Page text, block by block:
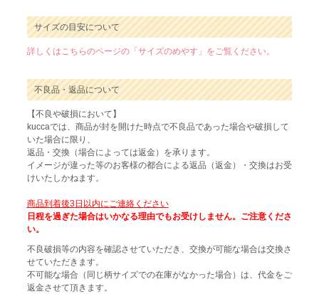
サイズの目安について
詳しくはこちらのページの「サイズのめやす」をご覧ください。
不良品・返品について
【不良や破損において】
kuccaでは、商品が封を開けた時点で不良品であった場合や破損して
いた場合に限り、
返品・交換（場合によっては返金）を承ります。
イメージが違った等のお客様の都合による返品（返金）・交換はお受
けいたしかねます。
商品到着後3日以内にご連絡ください
日程を過ぎた場合はいかなる理由でもお受けしません。ご注意くださ
い。
不良破損等の内容を確認させていただき、交換が可能な場合は交換さ
せていただきます。
不可能な場合（同じ柄サイズでの在庫がなかった場合）は、代金をご
返金させて頂きます。